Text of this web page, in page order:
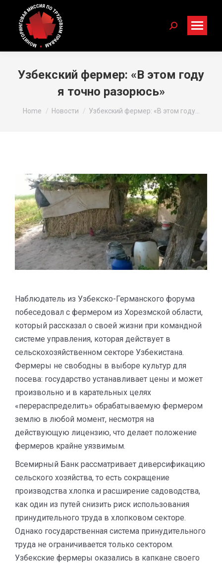
Search:
Узбекский фермер: «В этом году
я точно разорюсь»
You are here:
Home Новости Узбекский фермер: «В этом году…
Наблюдатель из Узбекско-Германского форума
побеседовал с фермером из Хорезмской области,
который рассказал о своей жизни при командной
системе управления, которая действует в
сельскохозяйственном секторе Узбекистана.
Фермеры не свободны в выборе культур для
посева: государство устанавливает цены и может
произвольно и в карательных целях
«перераспределить» обрабатываемую фермером
землю в любой момент, несмотря на
действующую лицензию, что делает положение
фермеров крайне уязвимым.
Всемирный Банк рассматривает диверсификацию
сельского хозяйства, то есть сокращение
производства хлопка и расширение садоводства,
как один из путей снизить риск использования
принудительного труда в хлопковом секторе.
Однако государственная система принудительного
труда не ограничивается только сектором.
Узбекские фермеры оказались в капкане своего